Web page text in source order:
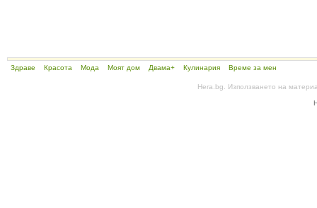
Здраве Красота Мода Моят дом Двама+ Кулинария Време за мен
Hera.bg. Използването на